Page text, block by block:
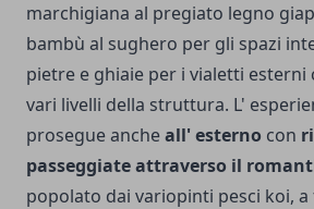
marchigiana al pregiato legno
bambù al sughero per gli spazi
pietre e ghiaie per i vialetti esterni
vari livelli della struttura. L'
prosegue ancheall' esterno con
passeggiate attraverso il
popolato dai variopinti pesci koi,